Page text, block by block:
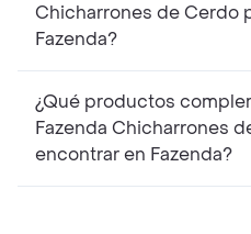
Chicharrones de Cerdo
Fazenda?
¿Qué productos
Fazenda Chicharrones
encontrar en Fazenda?